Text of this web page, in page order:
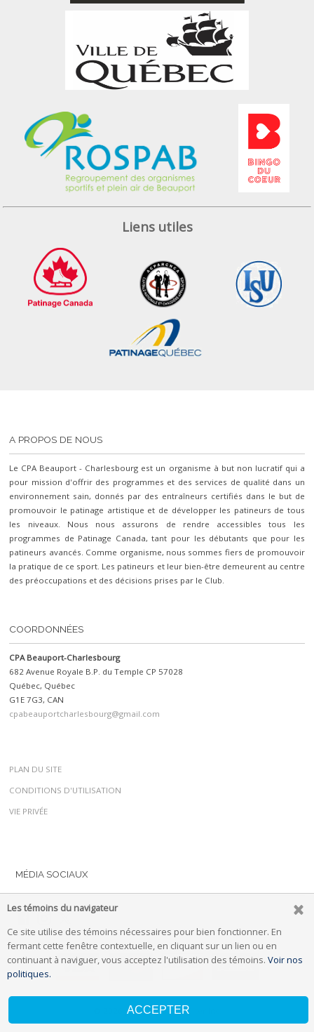
Les témoins du navigateur
Ce site utilise des témoins nécessaires pour bien fonctionner. En
fermant cette fenêtre contextuelle, en cliquant sur un lien ou en
continuant à naviguer, vous acceptez l'utilisation des témoins. Voir nos
politiques.
ACCEPTER
Liens utiles
A PROPOS DE NOUS
Le CPA Beauport - Charlesbourg est un organisme à but non lucratif qui a
pour mission d'offrir des programmes et des services de qualité dans un
environnement sain, donnés par des entraîneurs certifiés dans le but de
promouvoir le patinage artistique et de développer les patineurs de tous
les niveaux. Nous nous assurons de rendre accessibles tous les
programmes de Patinage Canada, tant pour les débutants que pour les
patineurs avancés. Comme organisme, nous sommes fiers de promouvoir
la pratique de ce sport. Les patineurs et leur bien-être demeurent au centre
des préoccupations et des décisions prises par le Club.
COORDONNÉES
CPA Beauport-Charlesbourg
682 Avenue Royale B.P. du Temple CP 57028
Québec, Québec
G1E 7G3, CAN
cpabeauportcharlesbourg@gmail.com
PLAN DU SITE
CONDITIONS D'UTILISATION
VIE PRIVÉE
MÉDIA SOCIAUX
© 2026 propulsé parUplifter Inc.